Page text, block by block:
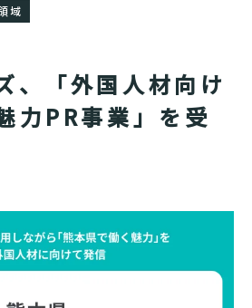
域
、「外国人材向け
力PR事業」を受